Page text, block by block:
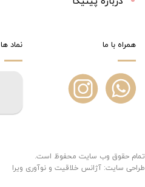
همراه با ما نماد ها
تمام حقوق وب سایت محفوظ است.
طراحی سایت: آژانس خلاقیت و نوآوری ویرا